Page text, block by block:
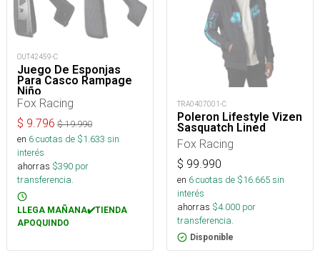
OUT42459-C
Juego De Esponjas
Para Casco Rampage
Niño
Fox Racing
$ 9.796 $19.990
en 6cuotas de $1.633 sin
interés
ahorras $390 por
transferencia.
LLEGA MAÑANA✔️TIENDA
APOQUINDO
TRA0407001-C
Poleron Lifestyle Vizen
Sasquatch Lined
Fox Racing
$ 99.990
en 6cuotas de $16.665sin
interés
ahorras $4.000 por
transferencia.
Disponible